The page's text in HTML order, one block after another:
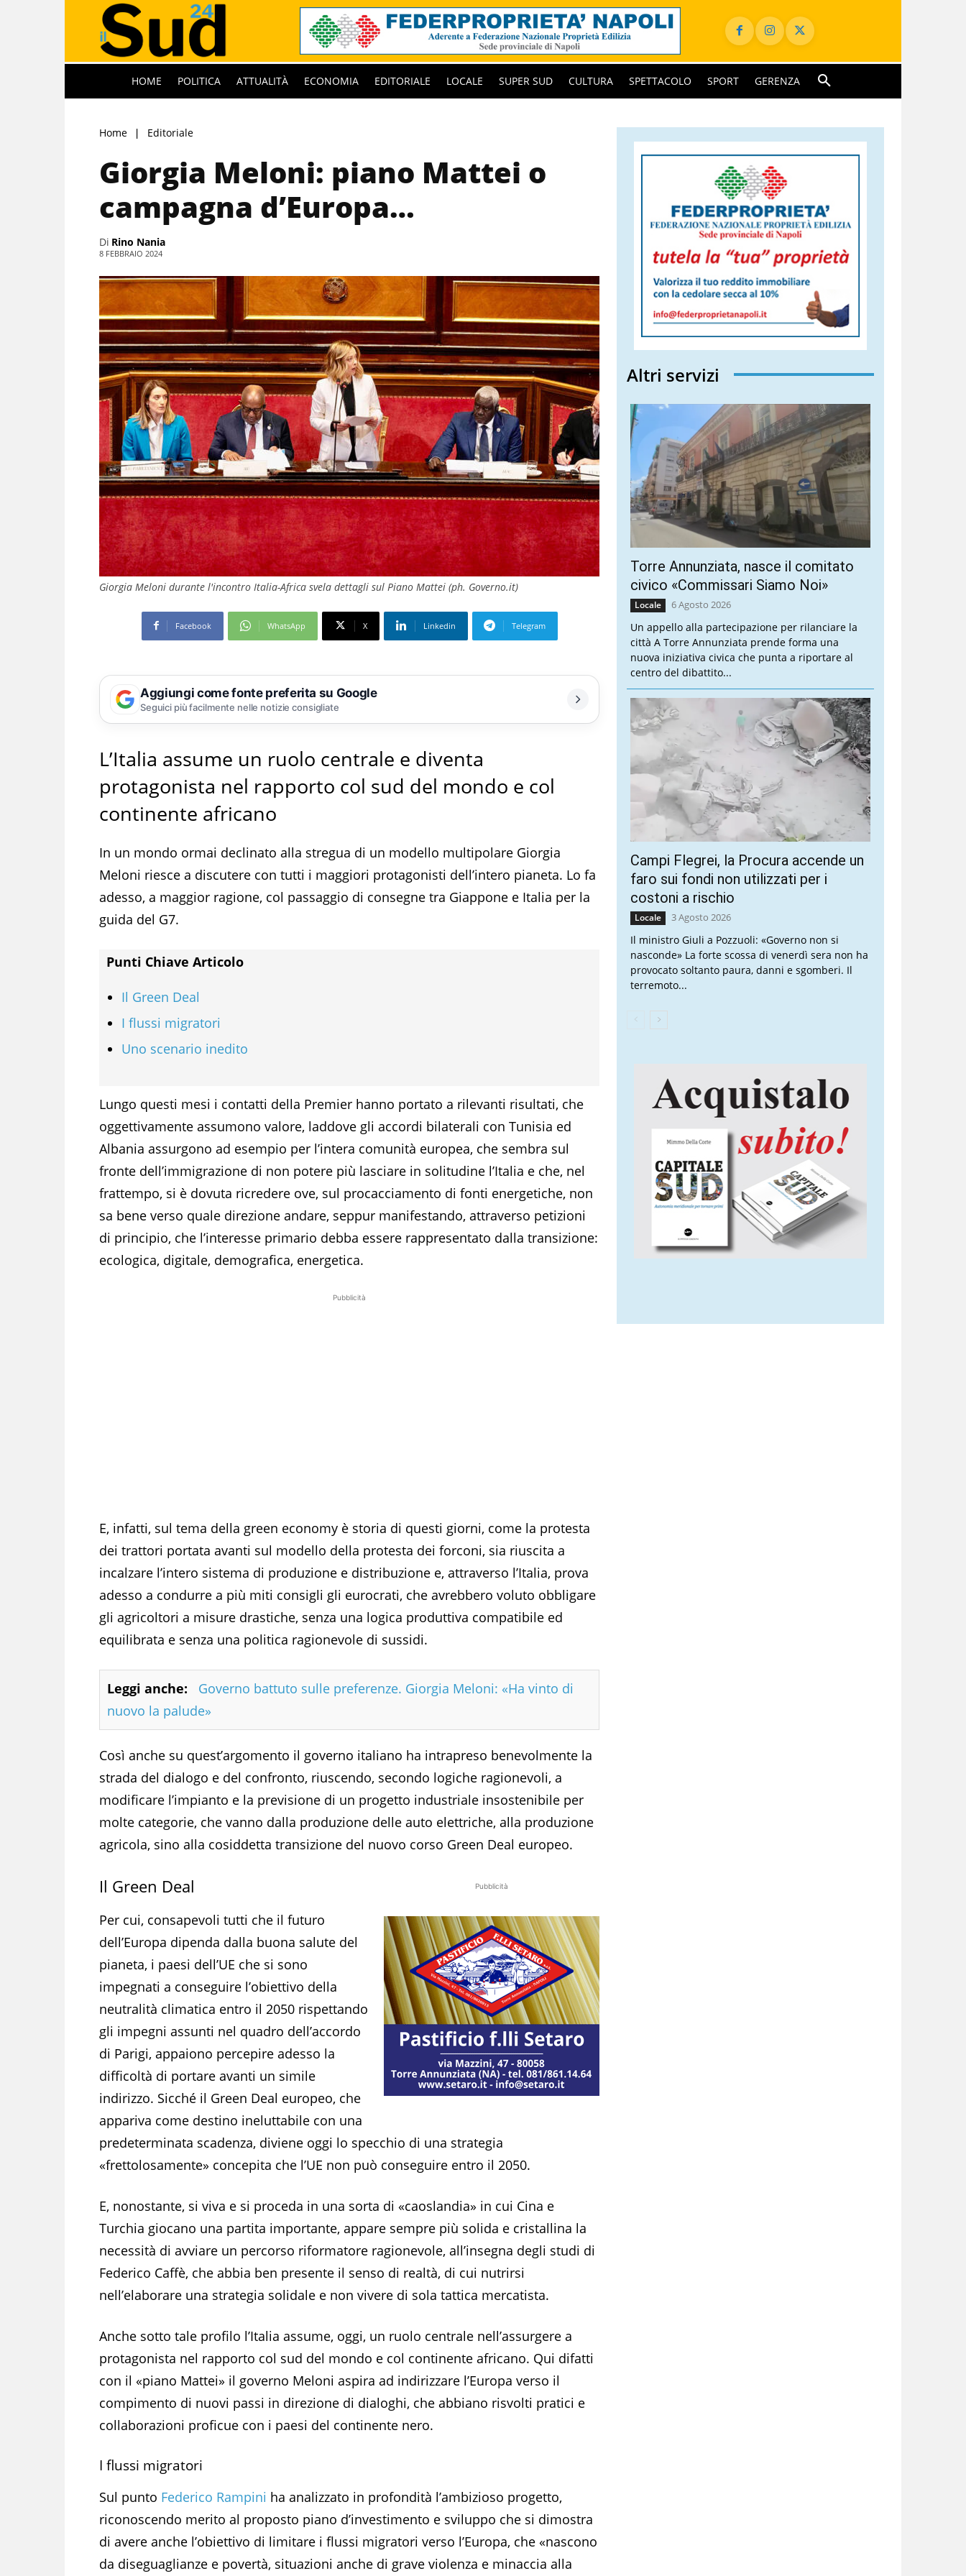
HOME POLITICA ATTUALITÀ ECONOMIA EDITORIALE LOCALE SUPER SUD CULTURA SPETTACOLO SPORT GERENZA
Home Editoriale
Giorgia Meloni: piano Mattei o
campagna d’Europa…
Di Rino Nania
8 FEBBRAIO 2024
Giorgia Meloni durante l'incontro Italia-Africa svela dettagli sul Piano Mattei (ph. Governo.it)
Facebook WhatsApp X Linkedin Telegram
Aggiungi come fonte preferita su Google
Seguici più facilmente nelle notizie consigliate
L’Italia assume un ruolo centrale e diventa
protagonista nel rapporto col sud del mondo e col
continente africano
In un mondo ormai declinato alla stregua di un modello multipolare Giorgia
Meloni riesce a discutere con tutti i maggiori protagonisti dell’intero pianeta. Lo fa
adesso, a maggior ragione, col passaggio di consegne tra Giappone e Italia per la
guida del G7.
Punti Chiave Articolo
Il Green Deal
I flussi migratori
Uno scenario inedito
Lungo questi mesi i contatti della Premier hanno portato a rilevanti risultati, che
oggettivamente assumono valore, laddove gli accordi bilaterali con Tunisia ed
Albania assurgono ad esempio per l’intera comunità europea, che sembra sul
fronte dell’immigrazione di non potere più lasciare in solitudine l’Italia e che, nel
frattempo, si è dovuta ricredere ove, sul procacciamento di fonti energetiche, non
sa bene verso quale direzione andare, seppur manifestando, attraverso petizioni
di principio, che l’interesse primario debba essere rappresentato dalla transizione:
ecologica, digitale, demografica, energetica.
Pubblicità
E, infatti, sul tema della green economy è storia di questi giorni, come la protesta
dei trattori portata avanti sul modello della protesta dei forconi, sia riuscita a
incalzare l’intero sistema di produzione e distribuzione e, attraverso l’Italia, prova
adesso a condurre a più miti consigli gli eurocrati, che avrebbero voluto obbligare
gli agricoltori a misure drastiche, senza una logica produttiva compatibile ed
equilibrata e senza una politica ragionevole di sussidi.
Leggi anche:
Governo battuto sulle preferenze. Giorgia Meloni: «Ha vinto di
nuovo la palude»
Così anche su quest’argomento il governo italiano ha intrapreso benevolmente la
strada del dialogo e del confronto, riuscendo, secondo logiche ragionevoli, a
modificare l’impianto e la previsione di un progetto industriale insostenibile per
molte categorie, che vanno dalla produzione delle auto elettriche, alla produzione
agricola, sino alla cosiddetta transizione del nuovo corso Green Deal europeo.
Pubblicità
Il Green Deal
Per cui, consapevoli tutti che il futuro
dell’Europa dipenda dalla buona salute del
pianeta, i paesi dell’UE che si sono
impegnati a conseguire l’obiettivo della
neutralità climatica entro il 2050 rispettando
gli impegni assunti nel quadro dell’accordo
di Parigi, appaiono percepire adesso la
difficoltà di portare avanti un simile
indirizzo. Sicché il Green Deal europeo, che
appariva come destino ineluttabile con una
predeterminata scadenza, diviene oggi lo specchio di una strategia
«frettolosamente» concepita che l’UE non può conseguire entro il 2050.
E, nonostante, si viva e si proceda in una sorta di «caoslandia» in cui Cina e
Turchia giocano una partita importante, appare sempre più solida e cristallina la
necessità di avviare un percorso riformatore ragionevole, all’insegna degli studi di
Federico Caffè, che abbia ben presente il senso di realtà, di cui nutrirsi
nell’elaborare una strategia solidale e non vivere di sola tattica mercatista.
Anche sotto tale profilo l’Italia assume, oggi, un ruolo centrale nell’assurgere a
protagonista nel rapporto col sud del mondo e col continente africano. Qui difatti
con il «piano Mattei» il governo Meloni aspira ad indirizzare l’Europa verso il
compimento di nuovi passi in direzione di dialoghi, che abbiano risvolti pratici e
collaborazioni proficue con i paesi del continente nero.
I flussi migratori
Sul punto Federico Rampini ha analizzato in profondità l’ambizioso progetto,
riconoscendo merito al proposto piano d’investimento e sviluppo che si dimostra
di avere anche l’obiettivo di limitare i flussi migratori verso l’Europa, che «nascono
da diseguaglianze e povertà, situazioni anche di grave violenza e minaccia alla
Altri servizi
Torre Annunziata, nasce il comitato
civico «Commissari Siamo Noi»
Locale 6 Agosto 2026
Un appello alla partecipazione per rilanciare la
città A Torre Annunziata prende forma una
nuova iniziativa civica che punta a riportare al
centro del dibattito...
Campi Flegrei, la Procura accende un
faro sui fondi non utilizzati per i
costoni a rischio
Locale 3 Agosto 2026
Il ministro Giuli a Pozzuoli: «Governo non si
nasconde» La forte scossa di venerdì sera non ha
provocato soltanto paura, danni e sgomberi. Il
terremoto...